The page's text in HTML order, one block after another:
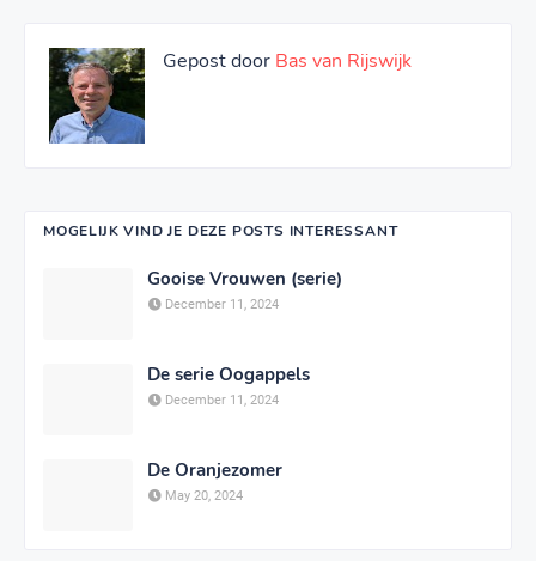
Gepost door Bas van Rijswijk
MOGELIJK VIND JE DEZE POSTS INTERESSANT
Gooise Vrouwen (serie)
December 11, 2024
De serie Oogappels
December 11, 2024
De Oranjezomer
May 20, 2024